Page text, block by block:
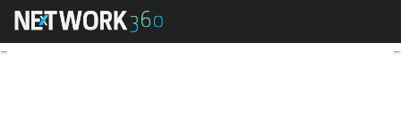
Nextgen Healthcare,